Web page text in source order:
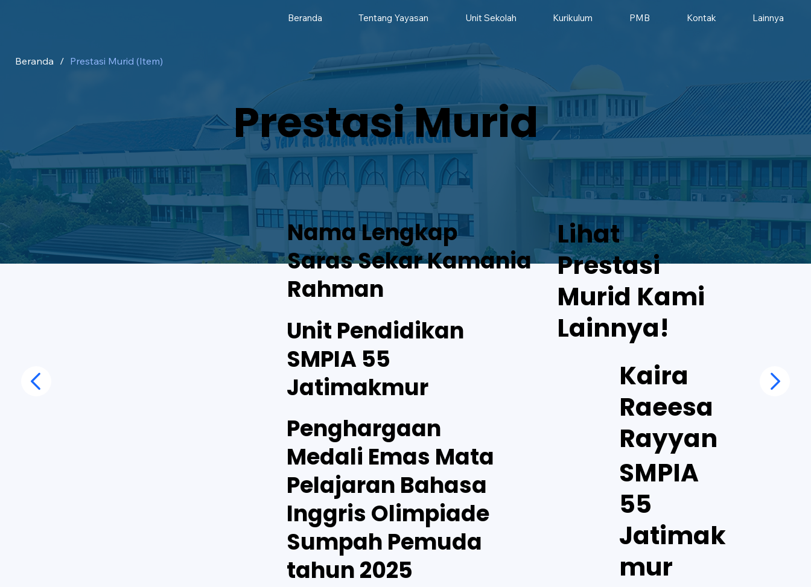
Beranda / Prestasi Murid (Item)
Prestasi Murid
Beranda Tentang Yayasan Unit Sekolah Kurikulum PMB Kontak Lainnya
Nama Lengkap
Saras Sekar Kamania
Rahman
Unit Pendidikan
SMPIA 55
Jatimakmur
Penghargaan
Medali Emas Mata
Pelajaran Bahasa
Inggris Olimpiade
Sumpah Pemuda
tahun 2025
Lihat
Prestasi
Murid Kami
Lainnya!
Kaira
Raeesa
Rayyan
SMPIA
55
Jatimak
mur